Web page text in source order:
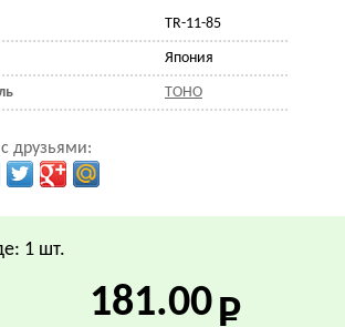
TR-11-85
Япония
TOHO
с друзьями:
1 шт.
181.00